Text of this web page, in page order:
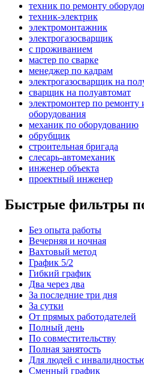
техник по ремонту
техник-электрик
электромонтажник
электрогазосварщик
с проживанием
мастер по сварке
менеджер по кадрам
электрогазосварщик на
сварщик на полуавтомат
электромонтер по
оборудования
механик по оборудованию
обрубщик
строительная бригада
слесарь-автомеханик
инженер объекта
проектный инженер
Быстрые фильтры
Без опыта работы
Вечерняя и ночная
Вахтовый метод
График 5/2
Гибкий график
Два через два
За последние три дня
За сутки
От прямых работодателей
Полный день
По совместительству
Полная занятость
Для людей с
Сменный график